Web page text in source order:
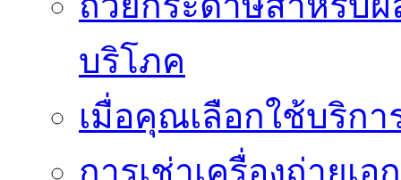
บริโภค
เมื่อคุณเลือกใช้บริกา
การเช่าเครื่องถ่ายเ